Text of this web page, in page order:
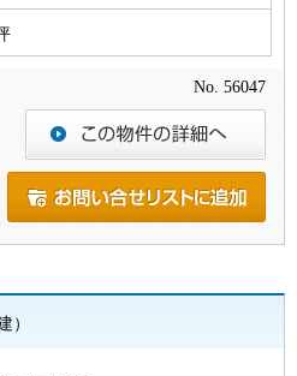
No. 56047
）